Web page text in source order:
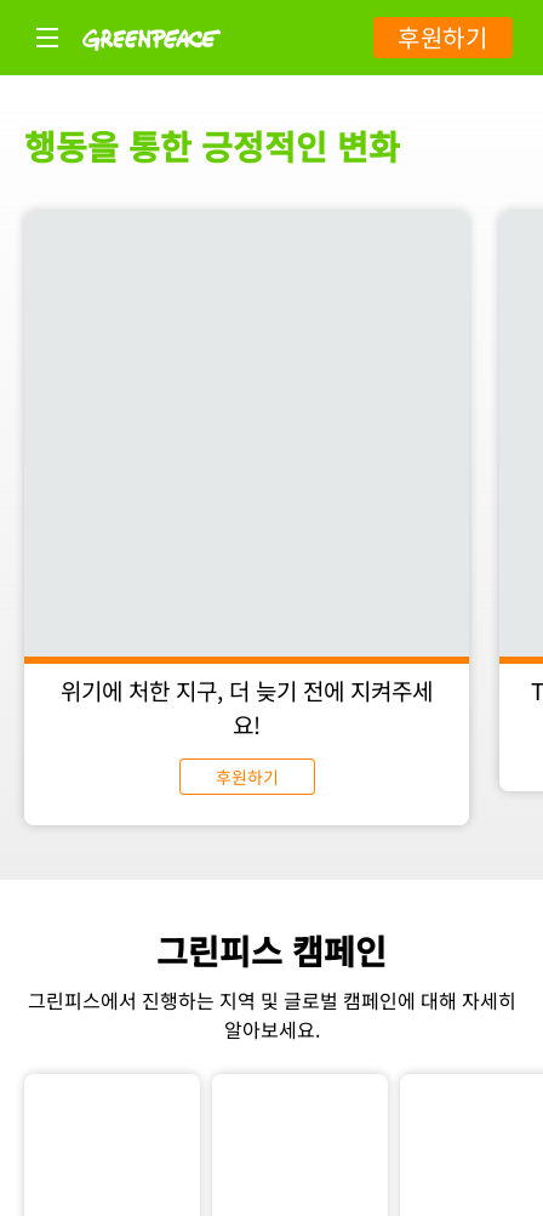
후원하기
행동을 통한 긍정적인 변화
위기에 처한 지구, 더 늦기 전에 지켜주세
요!
후원하기
그린피스 캠페인
그린피스에서 진행하는 지역 및 글로벌 캠페인에 대해 자세히
알아보세요.